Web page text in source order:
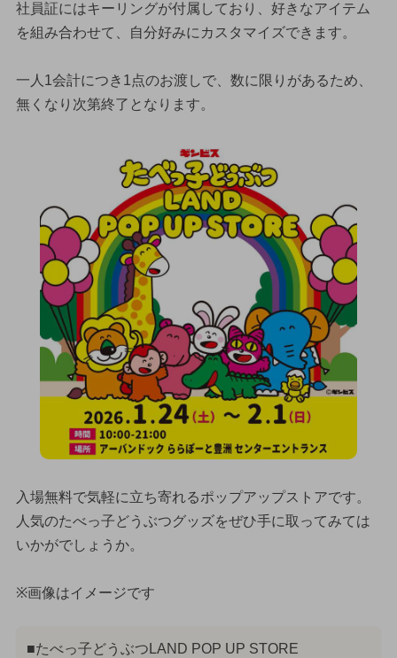
社員証にはキーリングが付属しており、好きなアイテム
を組み合わせて、自分好みにカスタマイズできます。
一人1会計につき1点のお渡しで、数に限りがあるため、
無くなり次第終了となります。
入場無料で気軽に立ち寄れるポップアップストアです。
人気のたべっ子どうぶつグッズをぜひ手に取ってみては
いかがでしょうか。
※画像はイメージです
■たべっ子どうぶつLAND POP UP STORE